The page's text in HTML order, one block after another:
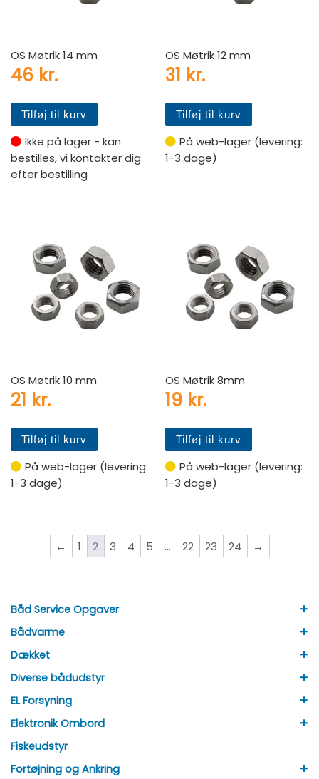
OS Møtrik 14 mm
46 kr.
Tilføj til kurv
Ikke på lager - kan
bestilles, vi kontakter dig
efter bestilling
OS Møtrik 12 mm
31 kr.
Tilføj til kurv
På web-lager (levering:
1-3 dage)
OS Møtrik 10 mm
21 kr.
Tilføj til kurv
På web-lager (levering:
1-3 dage)
OS Møtrik 8mm
19 kr.
Tilføj til kurv
På web-lager (levering:
1-3 dage)
← 1 2 3 4 5 … 22 23 24 →
Båd Service Opgaver +
Bådvarme +
Dækket +
Diverse bådudstyr +
EL Forsyning +
Elektronik Ombord +
Fiskeudstyr
Fortøjning og Ankring
+